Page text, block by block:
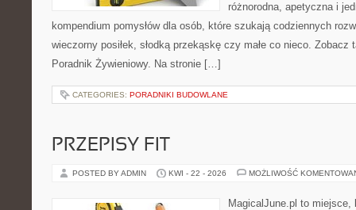
różnorodna, apetyczna i
kompendium pomysłów dla osób, które szukają codziennych
wieczorny posiłek, słodką przekąskę czy małe co nieco.
Poradnik Żywieniowy. Na stronie […]
CATEGORIES: PORADNIKI BUDOWLANE
PRZEPISY FIT
POSTED BY ADMIN KWI - 22 - 2026 MOŻLIWOŚĆ
MagicalJune.pl to miejsce,